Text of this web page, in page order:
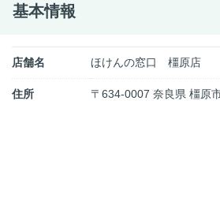
基本情報
店舗名 ほけんの窓口 橿原店
住所 〒634-0007 奈良県 橿原